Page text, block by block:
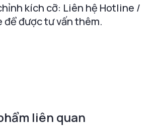
kích cỡ: Liên hệ Hotline /
để được tư vấn thêm.
liên quan